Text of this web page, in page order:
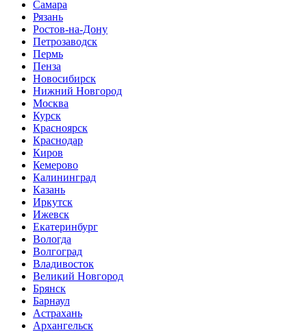
Самара
Рязань
Ростов-на-Дону
Петрозаводск
Пермь
Пенза
Новосибирск
Нижний Новгород
Москва
Курск
Красноярск
Краснодар
Киров
Кемерово
Калининград
Казань
Иркутск
Ижевск
Екатеринбург
Вологда
Волгоград
Владивосток
Великий Новгород
Брянск
Барнаул
Астрахань
Архангельск